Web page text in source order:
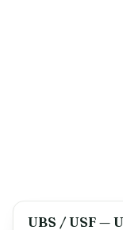
UBS / USF —